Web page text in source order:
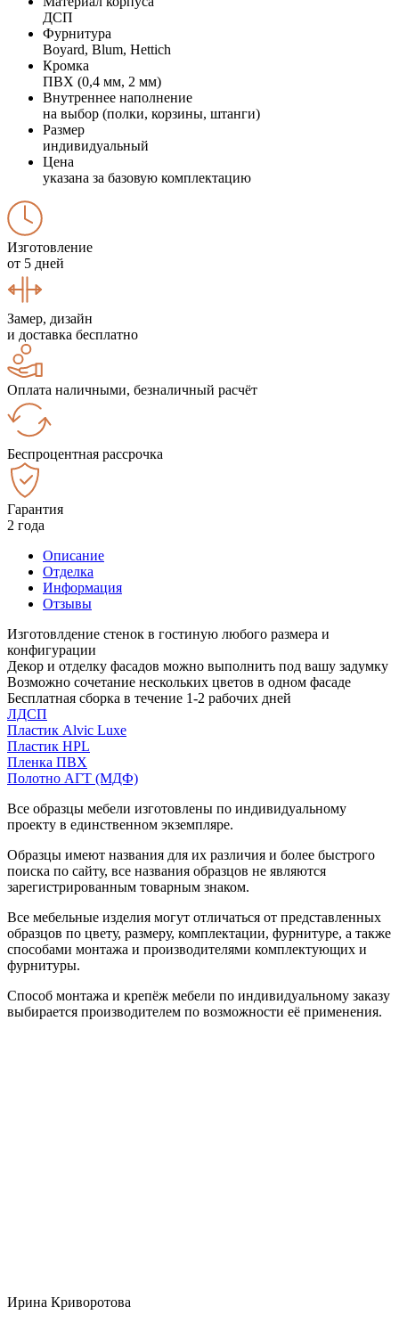
ДСП
Фурнитура
Boyard, Blum, Hettich
Кромка
ПВХ (0,4 мм, 2 мм)
Внутреннее наполнение
на выбор (полки, корзины, штанги)
Размер
индивидуальный
Цена
указана за базовую комплектацию
Изготовление
от 5 дней
Замер, дизайн
и доставка бесплатно
Оплата наличными, безналичный расчёт
Беспроцентная рассрочка
Гарантия
2 года
Описание
Отделка
Информация
Отзывы
Изготовлдение стенок в гостиную любого размера и
конфигурации
Декор и отделку фасадов можно выполнить под вашу задумку
Возможно сочетание нескольких цветов в одном фасаде
Бесплатная сборка в течение 1-2 рабочих дней
ЛДСП
Пластик Alvic Luxe
Пластик HPL
Пленка ПВХ
Полотно АГТ (МДФ)
Все образцы мебели изготовлены по индивидуальному
проекту в единственном экземпляре.
Образцы имеют названия для их различия и более быстрого
поиска по сайту, все названия образцов не являются
зарегистрированным товарным знаком.
Все мебельные изделия могут отличаться от представленных
образцов по цвету, размеру, комплектации, фурнитуре, а также
способами монтажа и производителями комплектующих и
фурнитуры.
Способ монтажа и крепёж мебели по индивидуальному заказу
выбирается производителем по возможности её применения.
Ирина Криворотова